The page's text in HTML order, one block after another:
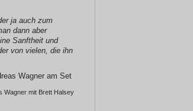
ja auch zum
dann aber
Sanftheit und
von vielen, die ihn
Wagner mit Brett Halsey